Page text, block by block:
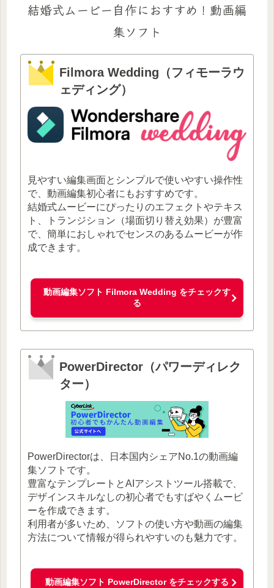
結婚式ムービー自作におすすめ！動画編
集ソフト
Filmora Wedding（フィモーラウ
ェディング）
見やすい編集画面とシンプルで使いやすい操作性
で、動画編集初心者にもおすすめです。
結婚式ムービーにぴったりのエフェクトやテキス
ト、トランジション（場面切り替え効果）が豊富
で、簡単におしゃれでセンスのあるムービーが作
成できます。
動画編集ソフト Filmora Wedding をチェックす
る
PowerDirector（パワーディレク
ター）
PowerDirectorは、日本国内シェアNo.1の動画編
集ソフトです。
豊富なテンプレートとAIアシストツール搭載で、
デザインスキルなしの初心者でもすばやくムービ
ーを作成できます。
利用者が多いため、ソフトの使い方や動画の編集
方法について情報が得られやすいのも魅力です。
動画編集ソフト PowerDirector をチェックする